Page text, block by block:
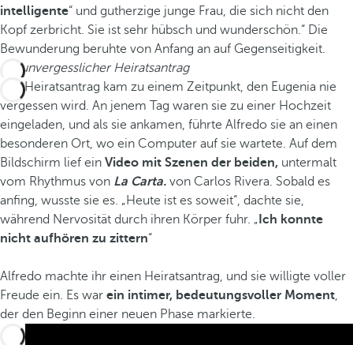
intelligente“ und gutherzige junge Frau, die sich nicht den
Kopf zerbricht. Sie ist sehr hübsch und wunderschön.“ Die
Bewunderung beruhte von Anfang an auf Gegenseitigkeit.
Ein unvergesslicher Heiratsantrag
Der Heiratsantrag kam zu einem Zeitpunkt, den Eugenia nie
vergessen wird. An jenem Tag waren sie zu einer Hochzeit
eingeladen, und als sie ankamen, führte Alfredo sie an einen
besonderen Ort, wo ein Computer auf sie wartete. Auf dem
Bildschirm lief ein Video mit Szenen der beiden, untermalt
vom Rhythmus von La Carta. von Carlos Rivera. Sobald es
anfing, wusste sie es. „Heute ist es soweit“, dachte sie,
während Nervosität durch ihren Körper fuhr. „ Ich konnte
nicht aufhören zu zittern“
Alfredo machte ihr einen Heiratsantrag, und sie willigte voller
Freude ein. Es war ein intimer, bedeutungsvoller Moment,
der den Beginn einer neuen Phase markierte.